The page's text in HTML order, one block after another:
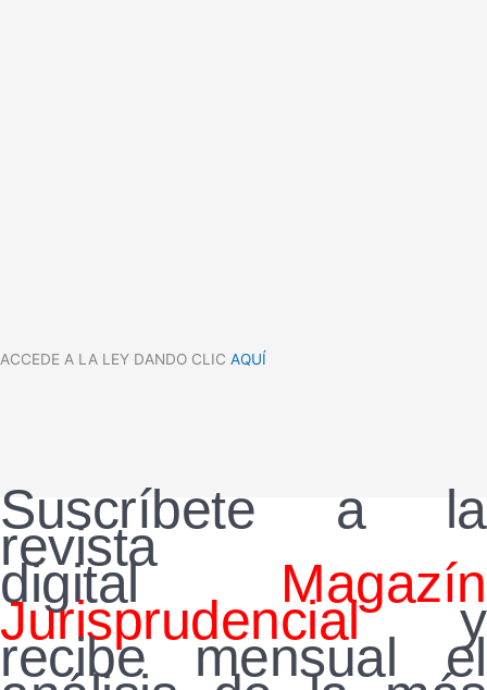
ACCEDE A LA LEY DANDO CLIC AQUÍ
Suscríbete a la
revista
digital Magazín
Jurisprudencialy
recibe mensual el